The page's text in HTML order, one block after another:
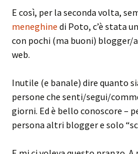
E così, per la seconda volta,
meneghine di Poto, c’è stata
con pochi (ma buoni) blogger/
web.
Inutile (e banale) dire quanto
persone che senti/segui/
giorni. Ed è bello conoscore –
persona altri blogger e solo